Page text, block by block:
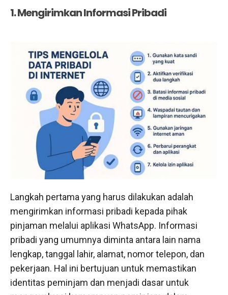
1. Mengirimkan Informasi Pribadi
Langkah pertama yang harus dilakukan adalah
mengirimkan informasi pribadi kepada pihak
pinjaman melalui aplikasi WhatsApp. Informasi
pribadi yang umumnya diminta antara lain nama
lengkap, tanggal lahir, alamat, nomor telepon, dan
pekerjaan. Hal ini bertujuan untuk memastikan
identitas peminjam dan menjadi dasar untuk